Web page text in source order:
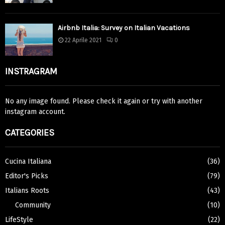
Airbnb Italia: Survey on Italian Vacations
22 Aprile 2021 0
INSTRAGRAM
No any image found. Please check it again or try with another
instagram account.
CATEGORIES
Cucina Italiana
(36)
Editor's Picks
(79)
Italians Roots
(43)
Community
(10)
LifeStyle
(22)